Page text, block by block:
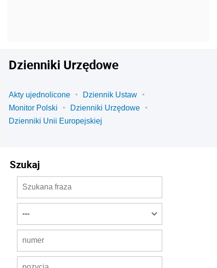
Dzienniki Urzędowe
Akty ujednolicone
Dziennik Ustaw
Monitor Polski
Dzienniki Urzędowe
Dzienniki Unii Europejskiej
Szukaj